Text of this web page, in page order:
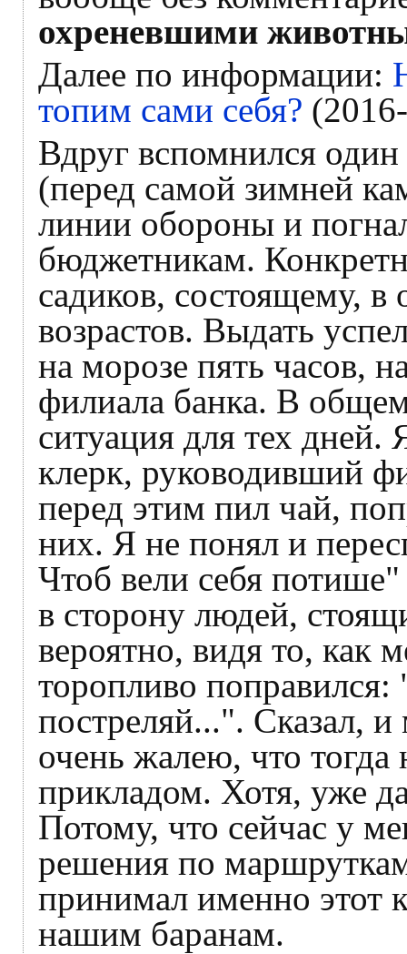
охреневшими
Далее по информации:
топим сами себя?
Вдруг вспомнился
(перед самой зимней
линии обороны и
бюджетникам.
садиков, состоящему,
возрастов. Выдать
на морозе пять часов,
филиала банка. В
ситуация для тех
клерк, руководивший
перед этим пил чай,
них. Я не понял и
Чтоб вели себя
в сторону людей,
вероятно, видя то, как
торопливо
постреляй...". Сказал, и
очень жалею, что тогда
прикладом. Хотя, уже
Потому, что сейчас у
решения по
принимал именно этот
нашим баранам.